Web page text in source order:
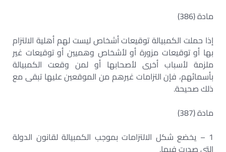
مادة (386)
إذا حملت الكمبيالة توقيعات أشخاص ليست لهم أهلية الالتزام
بها أو توقيعات مزورة أو لأشخاص وهميين أو توقيعات غير
ملزمة لأسباب أخرى لأصحابها أو لمن وقعت الكمبيالة
بأسمائهم، فإن التزامات غيرهم من الموقعين عليها تبقى مع
ذلك صحيحة.
مادة (387)
1 – يخضع شكل الالتزامات بموجب الكمبيالة لقانون الدولة
التى صدرت فيها.